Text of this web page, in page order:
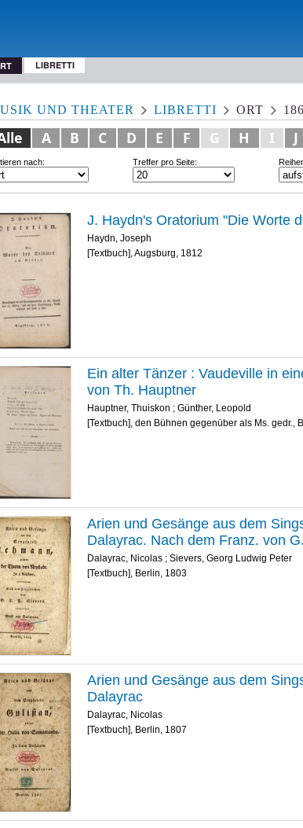
LIBRETTI
UND THEATER LIBRETTI ORT 186
A B C D E F G H I J
nach: Treffer pro Seite:
J. Haydn's Oratorium "Die Worte
Haydn, Joseph
[Textbuch], Augsburg, 1812
Ein alter Tänzer : Vaudeville in
von Th. Hauptner
Hauptner, Thuiskon ; Günther, Leopold
[Textbuch], den Bühnen gegenüber als Ms. gedr.,
Arien und Gesänge aus dem
Dalayrac. Nach dem Franz. von
Dalayrac, Nicolas ; Sievers, Georg Ludwig Peter
[Textbuch], Berlin, 1803
Arien und Gesänge aus dem
Dalayrac
Dalayrac, Nicolas
[Textbuch], Berlin, 1807